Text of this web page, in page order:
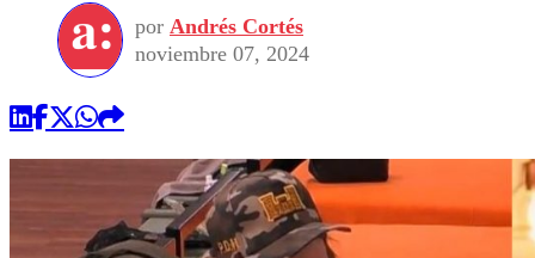
Torneo Internacional
Torneo Nacional
Internacional
Nacional
Programas
Comercial
por Andrés Cortés
noviembre 07, 2024